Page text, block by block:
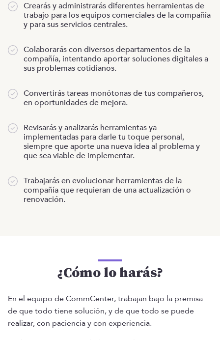
Crearás y administrarás diferentes herramientas de
trabajo para los equipos comerciales de la compañía
y para sus servicios centrales.
Colaborarás con diversos departamentos de la
compañía, intentando aportar soluciones digitales a
sus problemas cotidianos.
Convertirás tareas monótonas de tus compañeros,
en oportunidades de mejora.
Revisarás y analizarás herramientas ya
implementadas para darle tu toque personal,
siempre que aporte una nueva idea al problema y
que sea viable de implementar.
Trabajarás en evolucionar herramientas de la
compañía que requieran de una actualización o
renovación.
¿Cómo lo harás?
En el equipo de CommCenter, trabajan bajo la premisa
de que todo tiene solución, y de que todo se puede
realizar, con paciencia y con experiencia.